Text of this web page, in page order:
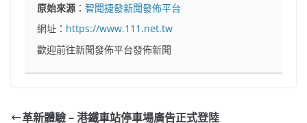
原始來源 ：智聞捷發新聞發佈平台
網址： https://www.111.net.tw
歡迎前往新聞發佈平台發佈新聞
革新體驗 – 港鐵車站停車場廣告正式登陸